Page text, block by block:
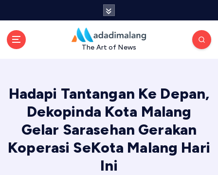
The Art of News
Hadapi Tantangan Ke Depan,
Dekopinda Kota Malang
Gelar Sarasehan Gerakan
Koperasi SeKota Malang Hari
Ini